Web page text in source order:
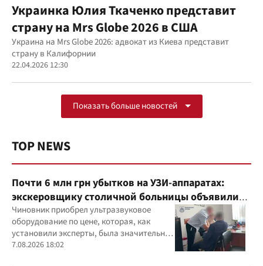
Украинка Юлия Ткаченко представит
страну на Mrs Globe 2026 в США
Украина на Mrs Globe 2026: адвокат из Киева представит
страну в Калифорнии
22.04.2026 12:30
Показать больше новостей
TOP NEWS
Почти 6 млн грн убытков на УЗИ-аппаратах:
экскеровщику столичной больницы объявили
подозрение
Чиновник приобрел ультразвуковое
оборудование по цене, которая, как
установили эксперты, была значительно
выше рыночной
7.08.2026 18:02